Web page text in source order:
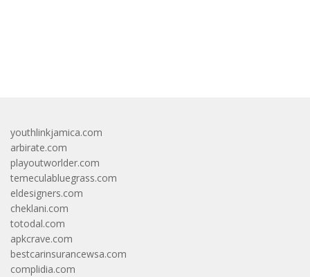
youthlinkjamica.com
arbirate.com
playoutworlder.com
temeculabluegrass.com
eldesigners.com
cheklani.com
totodal.com
apkcrave.com
bestcarinsurancewsa.com
complidia.com